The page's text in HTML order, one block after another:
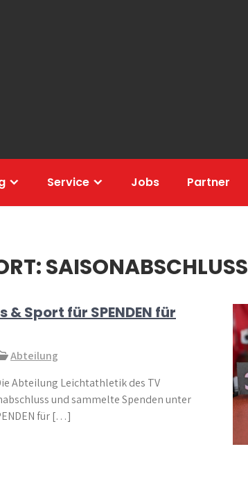
Service Jobs Partner
SAISONABSCHLUSS
Sport für SPENDEN für
Abteilung
Abteilung Leichtathletik des TV
und sammelte Spenden unter
für […]